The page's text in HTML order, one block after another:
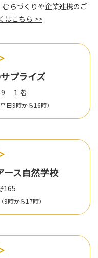
はこちら >>
プライズ
9 １階
平日9時から16時）
ース自然学校
165
9時から17時）